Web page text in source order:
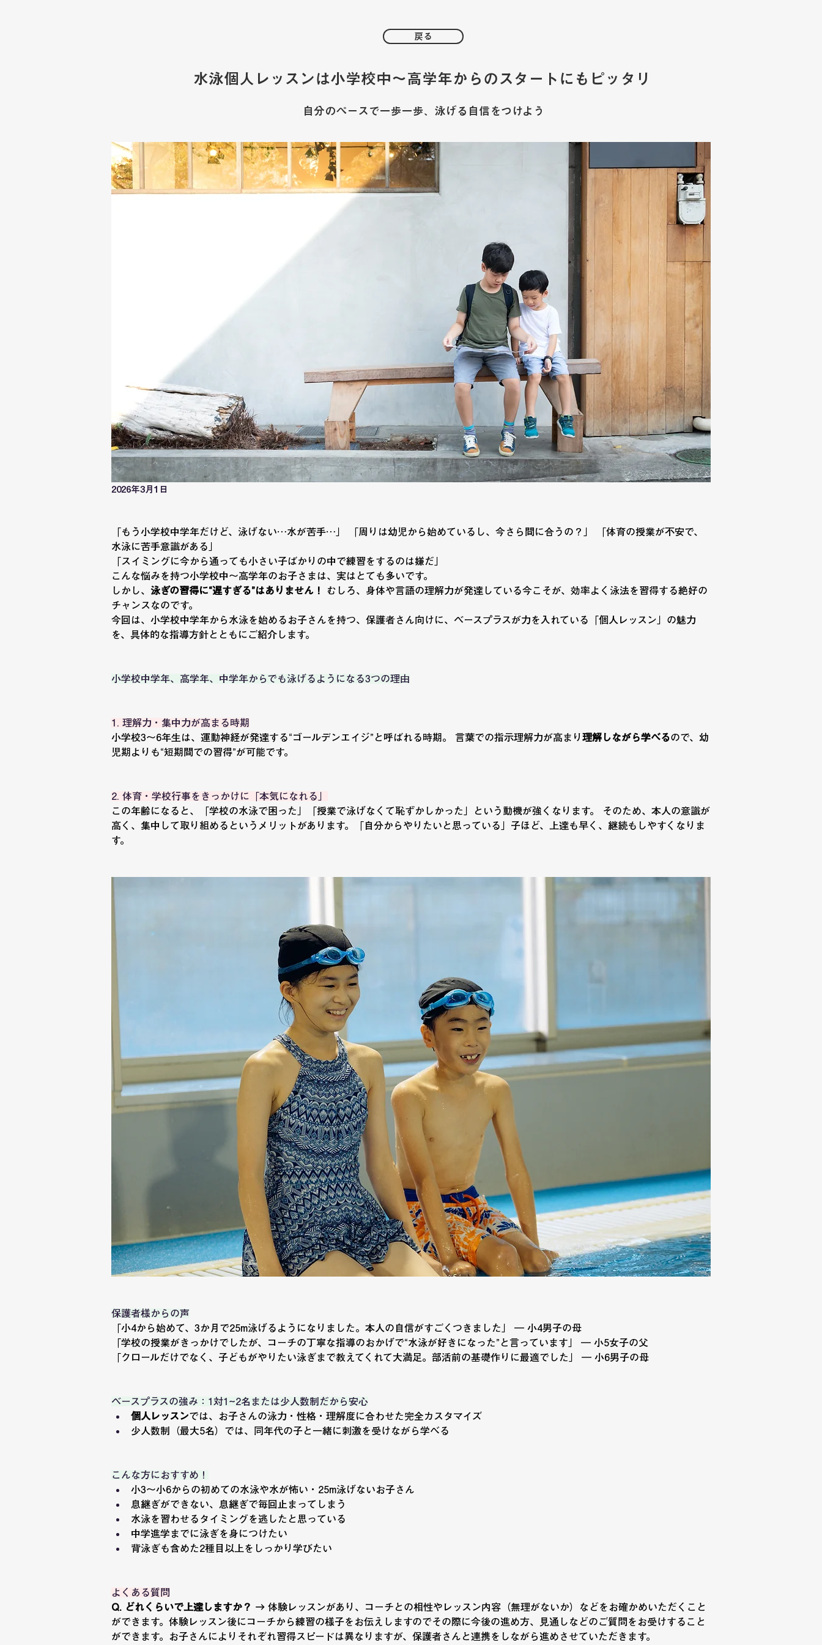
戻る
水泳個人レッスンは小学校中〜高学年からのスタートにもピッタリ
自分のペースで一歩一歩、泳げる自信をつけよう
2026年3月1日
「もう小学校中学年だけど、泳げない…水が苦手…」 「周りは幼児から始めているし、今さら間に合うの？」 「体育の授業が不安で、
水泳に苦手意識がある」
「スイミングに今から通っても小さい子ばかりの中で練習をするのは嫌だ」
こんな悩みを持つ小学校中〜高学年のお子さまは、実はとても多いです。
しかし、 泳ぎの習得に“遅すぎる”はありません！
むしろ、身体や言語の理解力が発達している今こそが、効率よく泳法を習得する絶好の
チャンスなのです。
今回は、小学校中学年から水泳を始めるお子さんを持つ、保護者さん向けに、ベースプラスが力を入れている「個人レッスン」の魅力
を、具体的な指導方針とともにご紹介します。
小学校中学年、高学年、中学年からでも泳げるようになる3つの理由
1. 理解力・集中力が高まる時期
小学校3〜6年生は、運動神経が発達する“ゴールデンエイジ”と呼ばれる時期。 言葉での指示理解力が高まり 理解しながら学べるので、幼
児期よりも“短期間での習得”が可能です。
2. 体育・学校行事をきっかけに「本気になれる」
この年齢になると、「学校の水泳で困った」「授業で泳げなくて恥ずかしかった」という動機が強くなります。 そのため、本人の意識が
高く、集中して取り組めるというメリットがあります。「自分からやりたいと思っている」子ほど、上達も早く、継続もしやすくなりま
す。
保護者様からの声
「小4から始めて、3か月で25m泳げるようになりました。本人の自信がすごくつきました」 ― 小4男子の母
「学校の授業がきっかけでしたが、コーチの丁寧な指導のおかげで“水泳が好きになった”と言っています」 ― 小5女子の父
「クロールだけでなく、子どもがやりたい泳ぎまで教えてくれて大満足。部活前の基礎作りに最適でした」 ― 小6男子の母
ベースプラスの強み：1対1~2名または少人数制だから安心
個人レッスンでは、お子さんの泳力・性格・理解度に合わせた完全カスタマイズ
少人数制（最大5名）では、同年代の子と一緒に刺激を受けながら学べる
こんな方におすすめ！
小3〜小6からの初めての水泳や水が怖い・25m泳げないお子さん
息継ぎができない、息継ぎで毎回止まってしまう
水泳を習わせるタイミングを逃したと思っている
中学進学までに泳ぎを身につけたい
背泳ぎも含めた2種目以上をしっかり学びたい
よくある質問
Q. どれくらいで上達しますか？ → 体験レッスンがあり、コーチとの相性やレッスン内容（無理がないか）などをお確かめいただくこと
ができます。体験レッスン後にコーチから練習の様子をお伝えしますのでその際に今後の進め方、見通しなどのご質問をお受けすること
ができます。お子さんによりそれぞれ習得スピードは異なりますが、保護者さんと連携をしながら進めさせていただきます。